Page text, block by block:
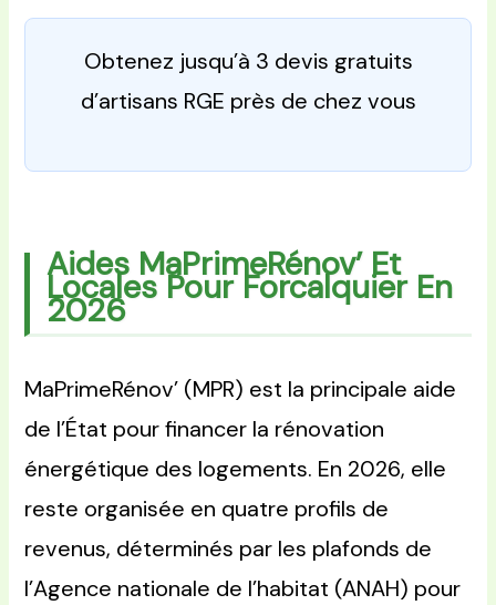
Obtenez jusqu’à 3 devis gratuits
d’artisans RGE près de chez vous
Aides MaPrimeRénov’ Et
Locales Pour Forcalquier En
2026
MaPrimeRénov’ (MPR) est la principale aide
de l’État pour financer la rénovation
énergétique des logements. En 2026, elle
reste organisée en quatre profils de
revenus, déterminés par les plafonds de
l’Agence nationale de l’habitat (ANAH) pour